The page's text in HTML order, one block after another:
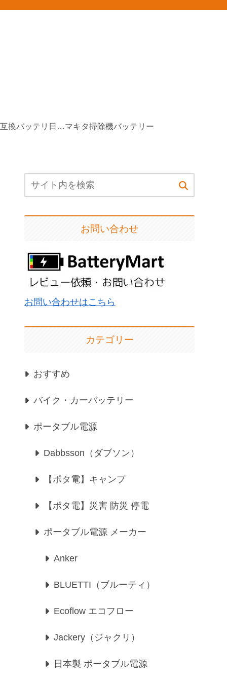
マキタ互換バッテリ日本製マキタ掃除機バッテリー
お問い合わせ
お問い合わせはこちら
カテゴリー
おすすめ
バイク・カーバッテリー
ポータブル電源
Dabbsson（ダブソン）
【ポタ電】キャンプ
【ポタ電】災害 防災 停電
ポータブル電源 メーカー
Anker
BLUETTI（ブルーティ）
Ecoflow エコフロー
Jackery（ジャクリ）
日本製 ポータブル電源